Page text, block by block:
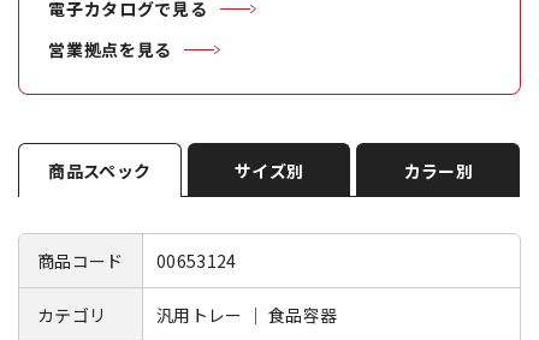
電子カタログで見る
営業拠点を見る
商品スペック サイズ別 カラー別
商品コード 00653124
カテゴリ 汎用トレー ｜ 食品容器